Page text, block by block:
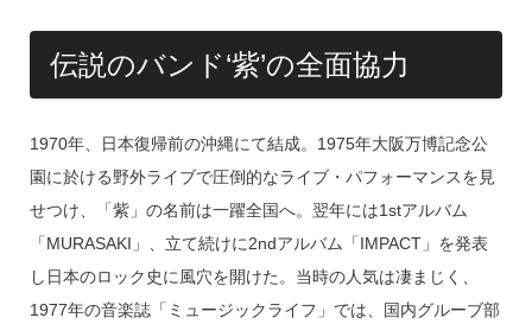
伝説のバンド‘紫’の全面協力
1970年、日本復帰前の沖縄にて結成。1975年大阪万博記念公
園に於ける野外ライブで圧倒的なライブ・パフォーマンスを見
せつけ、「紫」の名前は一躍全国へ。翌年には1stアルバム
「MURASAKI」、立て続けに2ndアルバム「IMPACT」を発表
し日本のロック史に風穴を開けた。当時の人気は凄まじく、
1977年の音楽誌「ミュージックライフ」では、国内グルーブ部